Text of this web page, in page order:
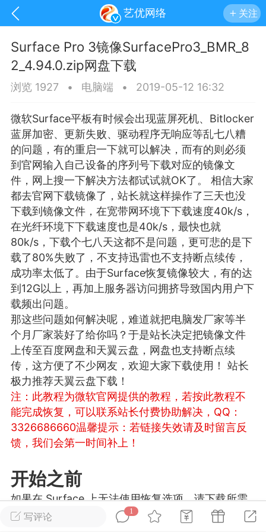
艺优网络 关注
手机 系统 网站
游戏 兴趣 美图
问答 闲谈 官方
任务 排行 历史
网络
VIP 7
29 21:24
电脑端 Surface Laptop Go 2
Laptop Go 2镜像
网盘下载
Laptop Go 2 i5/8/128 – Windows
写评论
1
Surface Pro 3镜像SurfacePro3_BMR_8
2_4.94.0.zip网盘下载
浏览 1927 • 电脑端 • 2019-05-12 16:32
微软Surface平板有时候会出现蓝屏死机、Bitlocker
蓝屏加密、更新失败、驱动程序无响应等乱七八糟
的问题，有的重启一下就可以解决，而有的则必须
到官网输入自己设备的序列号下载对应的镜像文
件，网上搜一下解决方法都试试就OK了。 相信大家
都去官网下载镜像了，站长就这样操作了三天也没
下载到镜像文件，在宽带网环境下下载速度40k/s，
在光纤环境下下载速度也是40k/s，最快也就
80k/s，下载个七八天这都不是问题，更可悲的是下
载了80%失败了，不支持迅雷也不支持断点续传，
成功率太低了。由于Surface恢复镜像较大，有的达
到12G以上，再加上服务器访问拥挤导致国内用户下
载频出问题。
那这些问题如何解决呢，难道就把电脑发厂家等半
个月厂家装好了给你吗？于是站长决定把镜像文件
上传至百度网盘和天翼云盘，网盘也支持断点续
传，这方便了不少网友，欢迎大家下载使用！ 站长
极力推荐天翼云盘下载！
注：此教程为微软官网提供的教程，若按此教程不
能完成恢复，可以联系站长付费协助解决，QQ：
3326686660温馨提示：若链接失效请及时留言反
馈，我们会第一时间补上！
开始之前
如果在 Surface 上无法使用恢复选项，请下载所需
的文件以使 Surface 重新正常工作。